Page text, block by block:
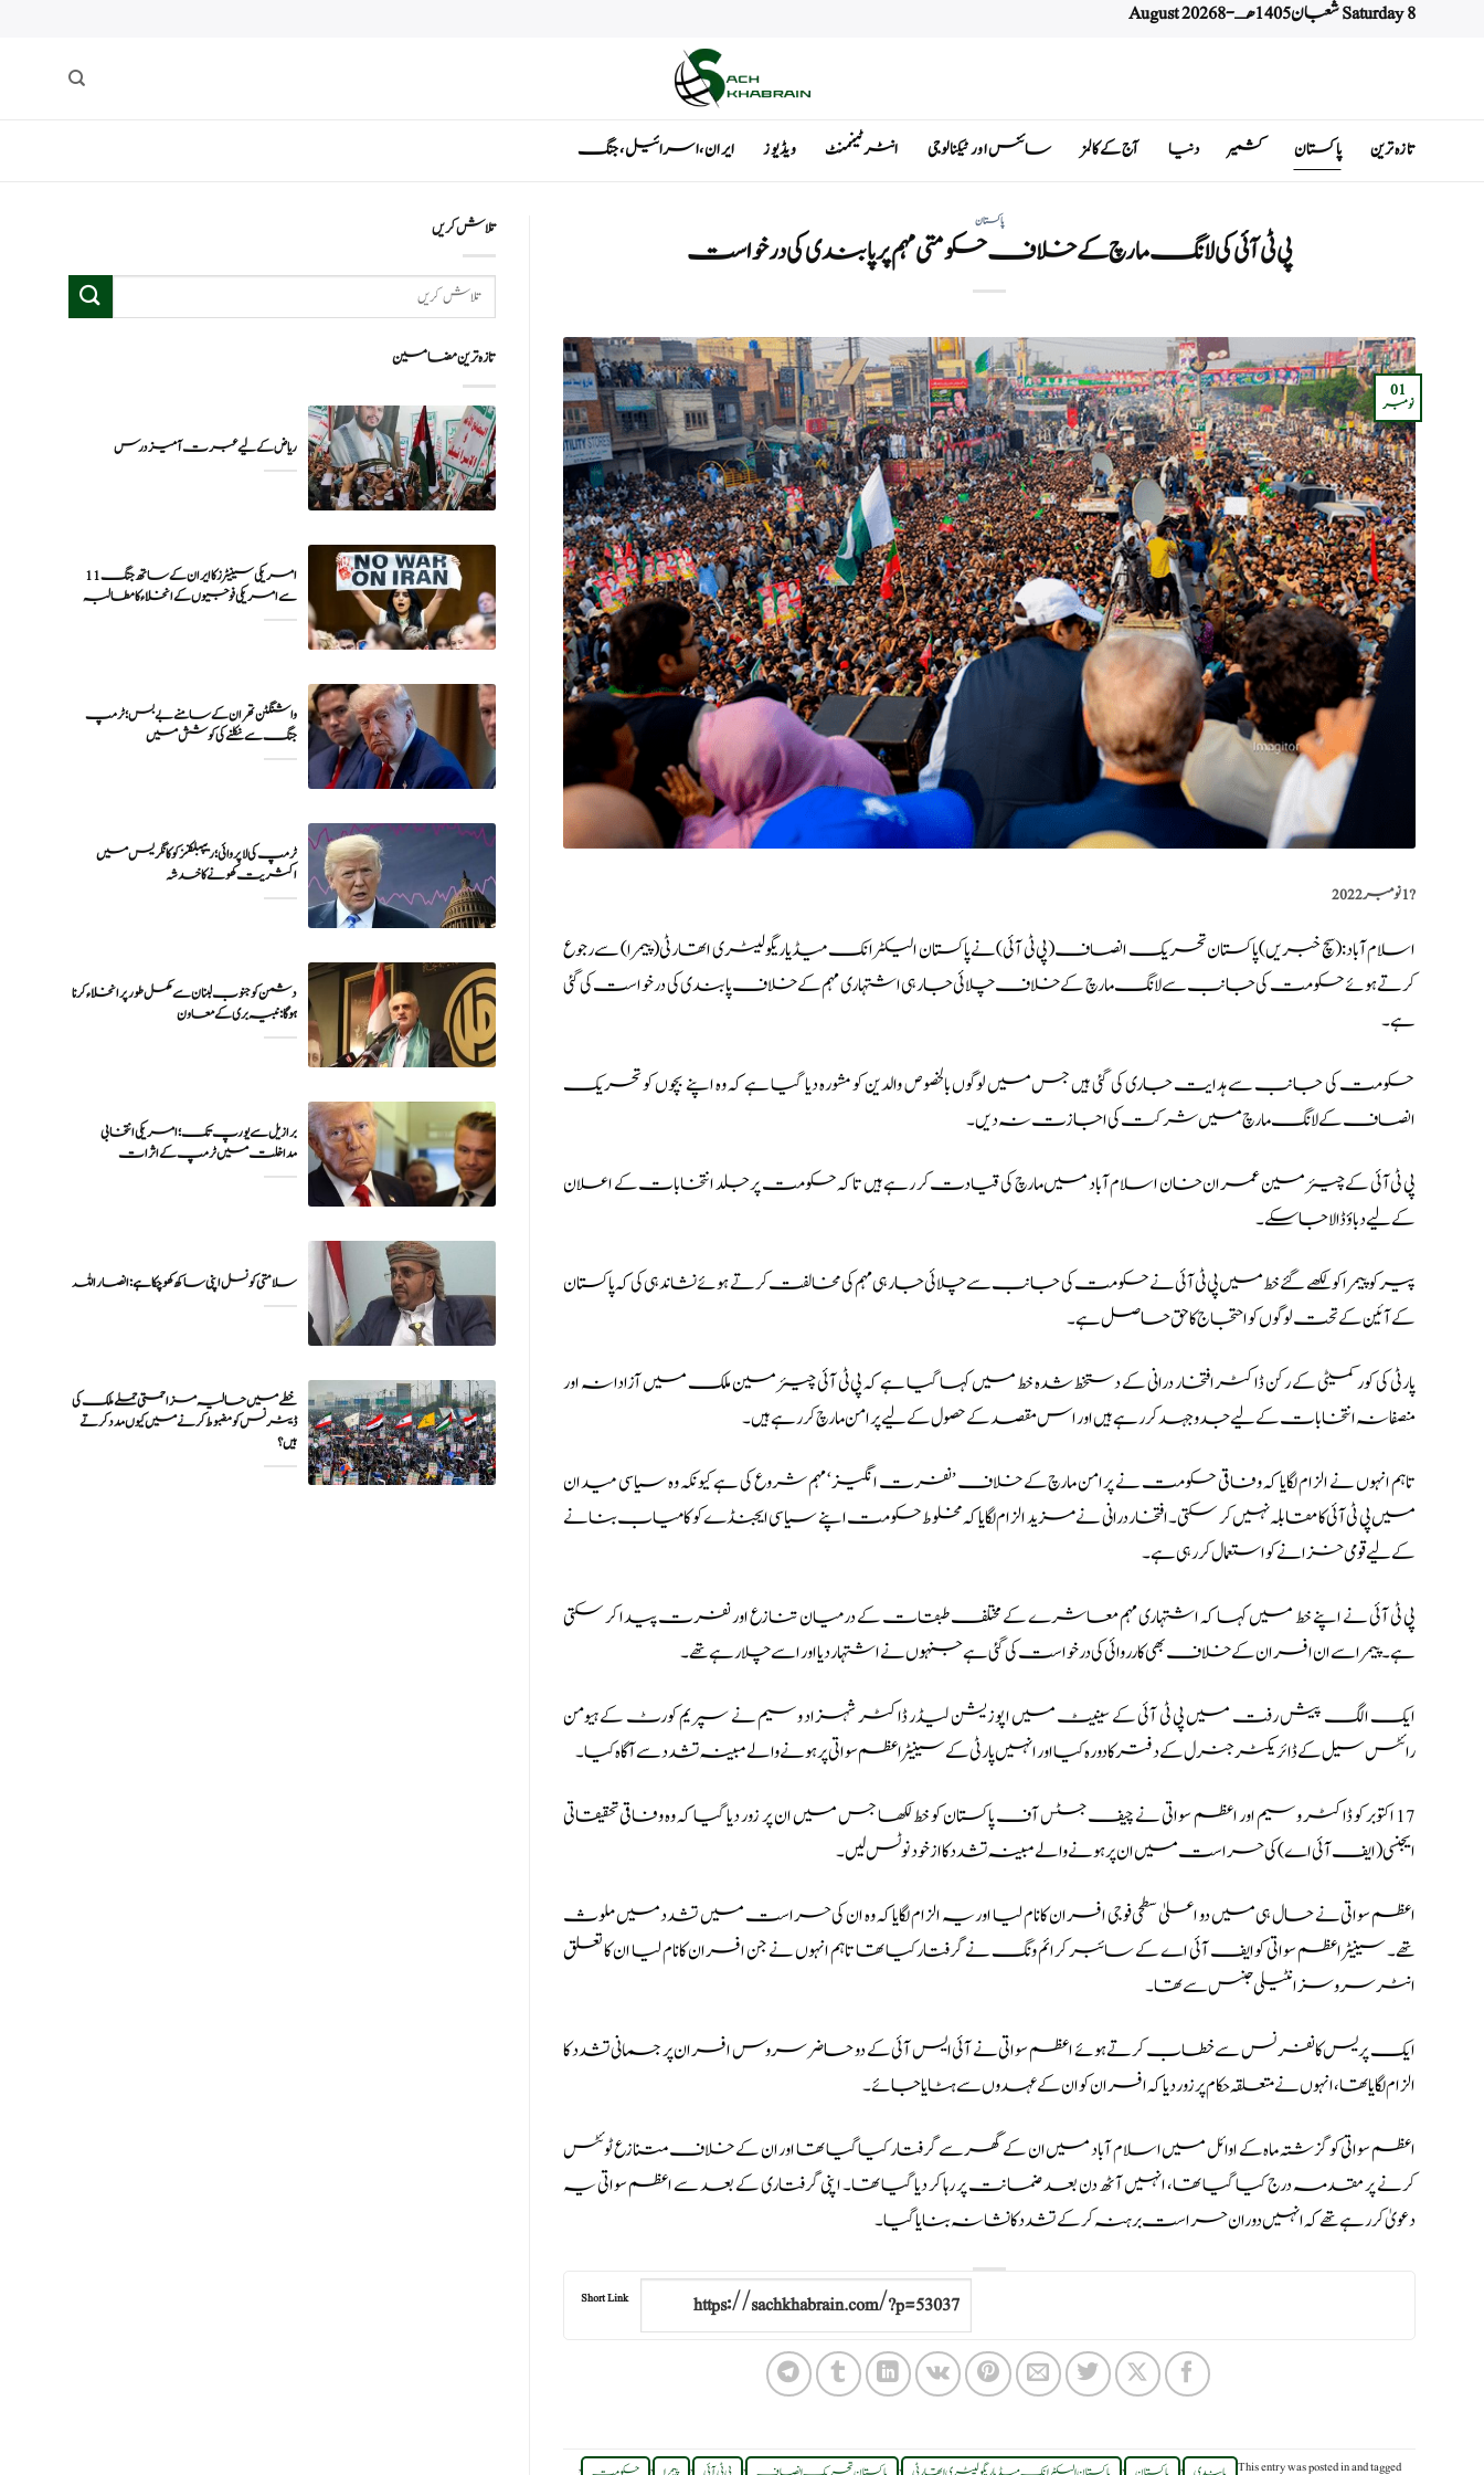
Saturday 8 شعبان 1405 هـ - 8 August 2026
تازہ ترین پاکستان کشمیر دنیا آج کے کالمز سائنس اور ٹیکنالوجی انٹرٹینمنٹ ویڈیوز ایران ، اسرائیل ، جنگ
پاکستان
پی ٹی آئی کی لانگ مارچ کے خلاف حکومتی مہم پر پابندی کی درخواست
01
نومبر
?️1 نومبر 2022
اسلام آباد:(سچ خبریں) پاکستان تحریک انصاف(پی ٹی آئی) نے پاکستان الیکٹرانک میڈیا ریگولیٹری اتھارٹی (پیمرا) سے رجوع
کرتے ہوئے حکومت کی جانب سے لانگ مارچ کے خلاف چلائی جارہی اشتہاری مہم کے خلاف پابندی کی درخواست کی گئی
ہے۔
حکومت کی جانب سے ہدایت جاری کی گئی ہیں جسمیں لوگوں بالخصوص والدین کو مشورہ دیا گیا ہے کہ وہ اپنے بچوں کو تحریک
انصاف کے لانگ مارچ میں شرکت کی اجازت نہ دیں۔
پی ٹی آئی کے چیئرمین عمران خان اسلام آباد میں مارچ کی قیادت کر رہے ہیں تاکہ حکومت پر جلد انتخابات کے اعلان
کے لیے دباؤ ڈالا جا سکے۔
پیر کو پیمرا کو لکھے گئے خط میں پی ٹی آئی نے حکومت کی جانب سے چلائی جا رہی مہم کی مخالفت کرتے ہوئے نشاندہی کی کہ پاکستان
کے آئین کے تحت لوگوں کو احتجاج کا حق حاصل ہے۔
پارٹی کی کور کمیٹی کے رکن ڈاکٹر افتخار درانی کے دستخط شدہ خط میں کہا گیا ہے کہ پی ٹی آئی چیئرمین ملک میں آزادانہ اور
منصفانہ انتخابات کے لیے جدوجہد کر رہے ہیں اور اس مقصد کے حصول کے لیے پرامن مارچ کر رہے ہیں۔
تاہم انہوں نے الزام لگایا کہ وفاقی حکومت نے پرامن مارچ کے خلاف ’نفرت انگیز‘ مہم شروع کی ہے کیونکہ وہ سیاسی میدان
میں پی ٹی آئی کا مقابلہ نہیں کر سکتی۔ افتخار درانی نے مزید الزام لگایا کہ مخلوط حکومت اپنے سیاسی ایجنڈے کو کامیاب بنانے
کے لیے قومی خزانے کو استعمال کر رہی ہے۔
پی ٹی آئی نے اپنے خط میں کہا کہ اشتہاری مہم معاشرے کے مختلف طبقات کے درمیان تنازع اور نفرت پیدا کر سکتی
ہے۔ پیمرا سے ان افسران کے خلاف بھی کارروائی کی درخواست کی گئی ہے جنہوں نے اشتہار دیا اور اسے چلا رہے تھے۔
ایک الگ پیش رفت میں پی ٹی آئی کے سینیٹ میں اپوزیشن لیڈر ڈاکٹر شہزاد وسیم نے سپریم کورٹ کے ہیومن
رائٹس سیل کے ڈائریکٹر جنرل کے دفتر کا دورہ کیا اور انہیں پارٹی کے سینیٹر اعظم سواتی پر ہونے والے مبینہ تشدد سے آگاہ کیا۔
17 اکتوبر کو ڈاکٹر وسیم اور اعظم سواتی نے چیف جسٹس آف پاکستان کو خط لکھا جس میں ان پر زور دیا گیا کہ وہ وفاقی تحقیقاتی
ایجنسی (ایف آئی اے) کی حراست میں ان پر ہونے والے مبینہ تشدد کا ازخود نوٹس لیں۔
اعظم سواتی نے حال ہی میں دو اعلیٰ سطحی فوجی افسران کا نام لیا اور یہ الزام لگایا کہ وہ ان کی حراست میں تشدد میں ملوث
تھے۔ سینیٹر اعظم سواتی کو ایف آئی اے کے سائبر کرائم ونگ نے گرفتار کیا تھا تاہم انہوں نے جن افسران کا نام لیا ان کا تعلق
انٹر سروسز انٹیلی جنس سے تھا۔
ایک پریس کانفرنس سے خطاب کرتے ہوئے اعظم سواتی نے آئی ایس آئی کے دو حاضر سروس افسران پر جسمانی تشدد کا
الزام لگایا تھا، انہوں نے متعلقہ حکام پر زور دیا کہ افسران کو ان کے عہدوں سے ہٹایا جائے۔
اعظم سواتی کو گزشتہ ماہ کے اوائل میں اسلام آباد میں ان کے گھر سے گرفتار کیا گیا تھا اور ان کے خلاف متنازع ٹوئٹس
کرنے پر مقدمہ درج کیا گیا تھا، انہیں آٹھ دن بعد ضمانت پر رہا کر دیا گیا تھا۔ اپنی گرفتاری کے بعد سے اعظم سواتی یہ
دعویٰ کر رہے تھے کہ انہیں دوران حراست برہنہ کر کے تشدد کا نشانہ بنایا گیا۔
Short Link
This entry was posted inand tagged
,
,
,
,
,
,
,
تلاش کریں
تازہ ترین مضامین
ریاض کے لیے عبرت آمیز درس
11 امریکی سینیٹرز کا ایران کے ساتھ جنگ
واشنگٹن تهران کے سامنے بے بس؛ ٹرمپ
جنگ سے نکلنے کی کوشش میں
ٹرمپ کی لا پروائی؛ ریپبلکنز کو کانگریس میں
اکثریت کھونے کا خدشہ
دشمن کو جنوب لبنان سے مکمل طور پر انخلاء کرنا
ہوگا: نبیہ بری کے معاون
برازیل سے یورپ تک؛ امریکی انتخابی
خطے میں حالیہ مزاحمتی حملے ملک کی
ڈیٹرنس کو مضبوط کرنے میں کیوں مدد کرتے
ہیں؟